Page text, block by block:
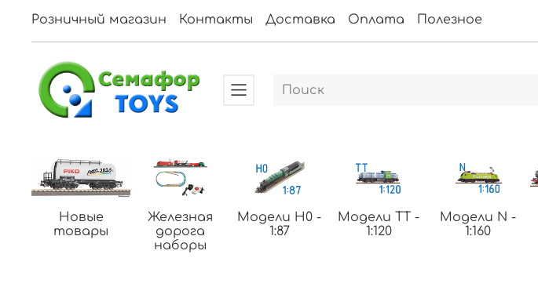
Розничный магазин Контакты Доставка Оплата Полезное
Новые
товары
Железная
дорога
наборы
Модели H0 -
1:87
Модели ТТ -
1:120
Модели N -
1:160